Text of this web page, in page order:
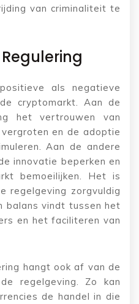
van criminaliteit te
als negatieve
cryptomarkt. Aan de
het vertrouwen van
en de adoptie
Aan de andere
innovatie beperken en
bemoeilijken. Het is
regelgeving zorgvuldig
balans vindt tussen het
en het faciliteren van
hangt ook af van de
regelgeving. Zo kan
de handel in die